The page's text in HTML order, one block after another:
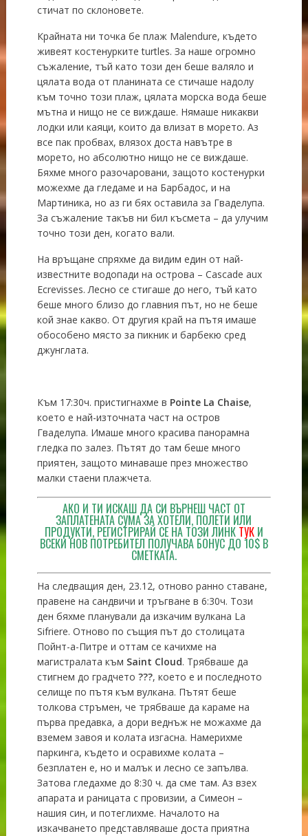
стичат по склоновете.
Крайната ни точка бе плаж Malendure, където
живеят костенурките turtles. За наше огромно
съжаление, тъй като този ден беше валяло и
цялата вода от планината се стичаше надолу
към точно този плаж, цялата морска вода беше
мътна и нищо не се виждаше. Нямаше никакви
лодки или каяци, които да влизат в морето. Аз
все пак пробвах, влязох доста навътре в
морето, но абсолютно нищо не се виждаше.
Бяхме много разочаровани, защото костенурки
можехме да гледаме и на Барбадос, и на
Мартиника, но аз ги бях оставила за Гваделупа.
За съжаление такъв ни бил късмета – да улучим
точно този ден, когато вали.
На връщане спряхме да видим един от най-
известните водопади на острова – Cascade aux
Ecrevisses. Лесно се стигаше до него, тъй като
беше много близо до главния път, но не беше
кой знае какво. От другия край на пътя имаше
обособено място за пикник и барбекю сред
джунглата.
Към 17:30ч. пристигнахме в Pointe La Chaise,
което е най-източната част на остров
Гваделупа. Имаше много красива панорамна
гледка по залез. Пътят до там беше много
приятен, защото минаваше през множество
малки стаени плажчета.
АКО И ТИ ИСКАШ ДА СИ ВЪРНЕШ ЧАСТ ОТ
ЗАПЛАТЕНАТА СУМА ЗА ХОТЕЛИ, ПОЛЕТИ ИЛИ
ПРОДУКТИ, РЕГИСТРИРАЙ СЕ НА ТОЗИ ЛИНК ТУК И
ВСЕКИ НОВ ПОТРЕБИТЕЛ ПОЛУЧАВА БОНУС ДО 10$ В
СМЕТКАТА.
На следващия ден, 23.12, отново ранно ставане,
правене на сандвичи и тръгване в 6:30ч. Този
ден бяхме планували да изкачим вулкана La
Sifriere. Отново по същия път до столицата
Пойнт-а-Питре и оттам се качихме на
магистралата към Saint Cloud. Трябваше да
стигнем до градчето ???, което е и последното
селище по пътя към вулкана. Пътят беше
толкова стръмен, че трябваше да караме на
първа предавка, а дори веднъж не можахме да
вземем завоя и колата изгасна. Намерихме
паркинга, където и осравихме колата –
безплатен е, но и малък и лесно се запълва.
Затова гледахме до 8:30 ч. да сме там. Аз взех
апарата и раницата с провизии, а Симеон –
нашия син, и потеглихме. Началото на
изкачването представляваше доста приятна